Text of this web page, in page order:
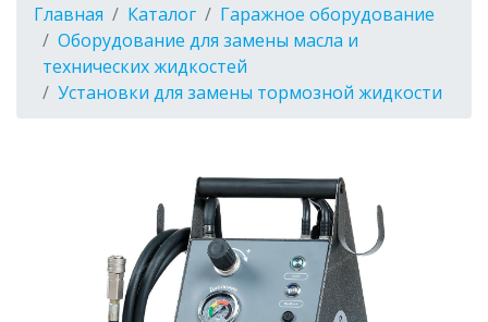
Главная Каталог
Гаражное оборудование
Оборудование для замены масла и
технических жидкостей
Установки для замены тормозной жидкости